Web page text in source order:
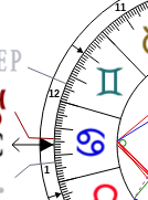
1
11
12